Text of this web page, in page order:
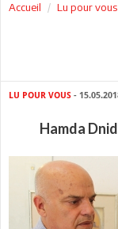
Accueil Lu pour vous
LU POUR VOUS -
Hamda